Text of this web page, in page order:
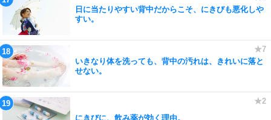
日に当たりやすい背中だからこそ、にきびも悪化しや
すい。
いきなり体を洗っても、背中の汚れは、きれいに落と
せない。
にきびに、飲み薬が効く理由。